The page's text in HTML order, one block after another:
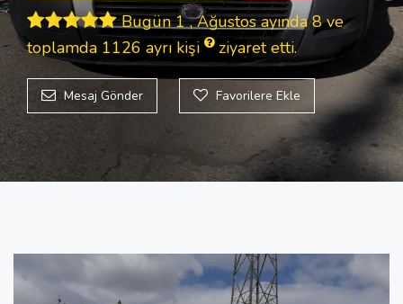
Bugün 1 , Ağustos ayında 8 ve
toplamda 1126 ayrı kişi ziyaret etti.
Mesaj Gönder Favorilere Ekle